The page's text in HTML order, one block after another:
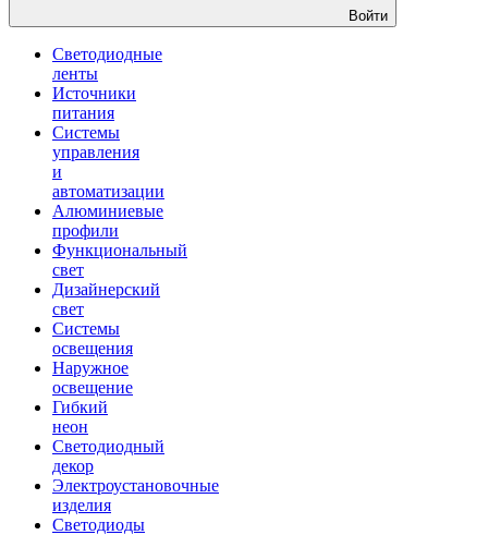
Войти
Светодиодные
ленты
Источники
питания
Системы
управления
и
автоматизации
Алюминиевые
профили
Функциональный
свет
Дизайнерский
свет
Системы
освещения
Наружное
освещение
Гибкий
неон
Светодиодный
декор
Электроустановочные
изделия
Светодиоды